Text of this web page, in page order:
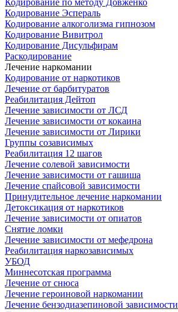
Кодирование по методу Довженко
Кодирование Эспераль
Кодирование алкоголизма гипнозом
Кодирование Вивитрол
Кодирование Дисульфирам
Раскодирование
Лечение наркомании
Кодирование от наркотиков
Лечение от барбитуратов
Реабилитация Дейтоп
Лечение зависимости от ЛСД
Лечение зависимости от кокаина
Лечение зависимости от Лирики
Группы созависимых
Реабилитация 12 шагов
Лечение солевой зависимости
Лечение зависимости от гашиша
Лечение спайсовой зависимости
Принудительное лечение наркомании
Детоксикация от наркотиков
Лечение зависимости от опиатов
Снятие ломки
Лечение зависимости от мефедрона
Реабилитация наркозависимых
УБОД
Миннесотская программа
Лечение от снюса
Лечение героиновой наркомании
Лечение бензодиазепиновой зависимости